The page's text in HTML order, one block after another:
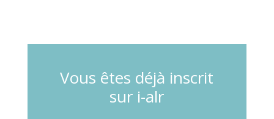
Vous êtes déjà inscrit
sur i-alr